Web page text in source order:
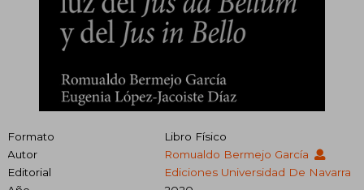
Formato
Libro Físico
Autor
Romualdo Bermejo García
Editorial
Ediciones Universidad De Navarra